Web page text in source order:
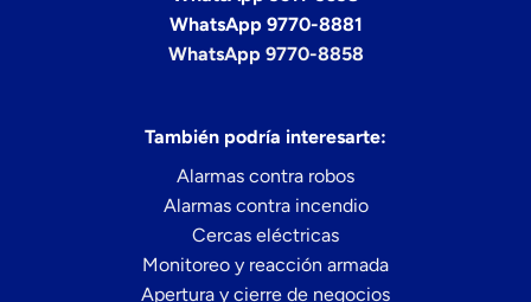
WhatsApp 9770-8881
WhatsApp 9770-8858
También podría interesarte:
Alarmas contra robos
Alarmas contra incendio
Cercas eléctricas
Monitoreo y reacción armada
Apertura y cierre de negocios